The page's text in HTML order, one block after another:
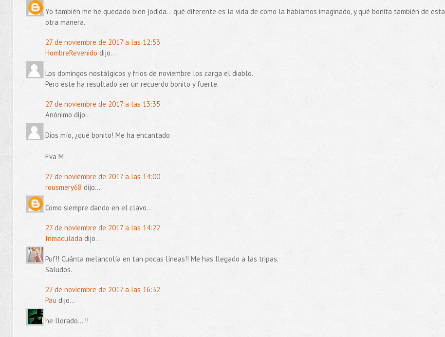
Yo también me he quedado bien jodida... qué diferente es la vida de como la habíamos imaginado, y qué bonita también de esta
otra manera.
27 de noviembre de 2017 a las 12:53
HombreRevenido dijo...
Los domingos nostálgicos y fríos de noviembre los carga el diablo.
Pero este ha resultado ser un recuerdo bonito y fuerte.
27 de noviembre de 2017 a las 13:35
Anónimo dijo...
Dios mío, ¿qué bonito! Me ha encantado
Eva M
27 de noviembre de 2017 a las 14:00
rousmery68 dijo...
Como siempre dando en el clavo...
27 de noviembre de 2017 a las 14:22
Inmaculadadijo...
Puf!! Cuánta melancolía en tan pocas líneas!! Me has llegado a las tripas.
Saludos.
27 de noviembre de 2017 a las 16:32
Pau dijo...
he llorado... !!